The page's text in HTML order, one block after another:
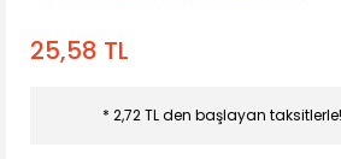
25,58 TL
* 2,72 TL den başlayan taksitlerle!